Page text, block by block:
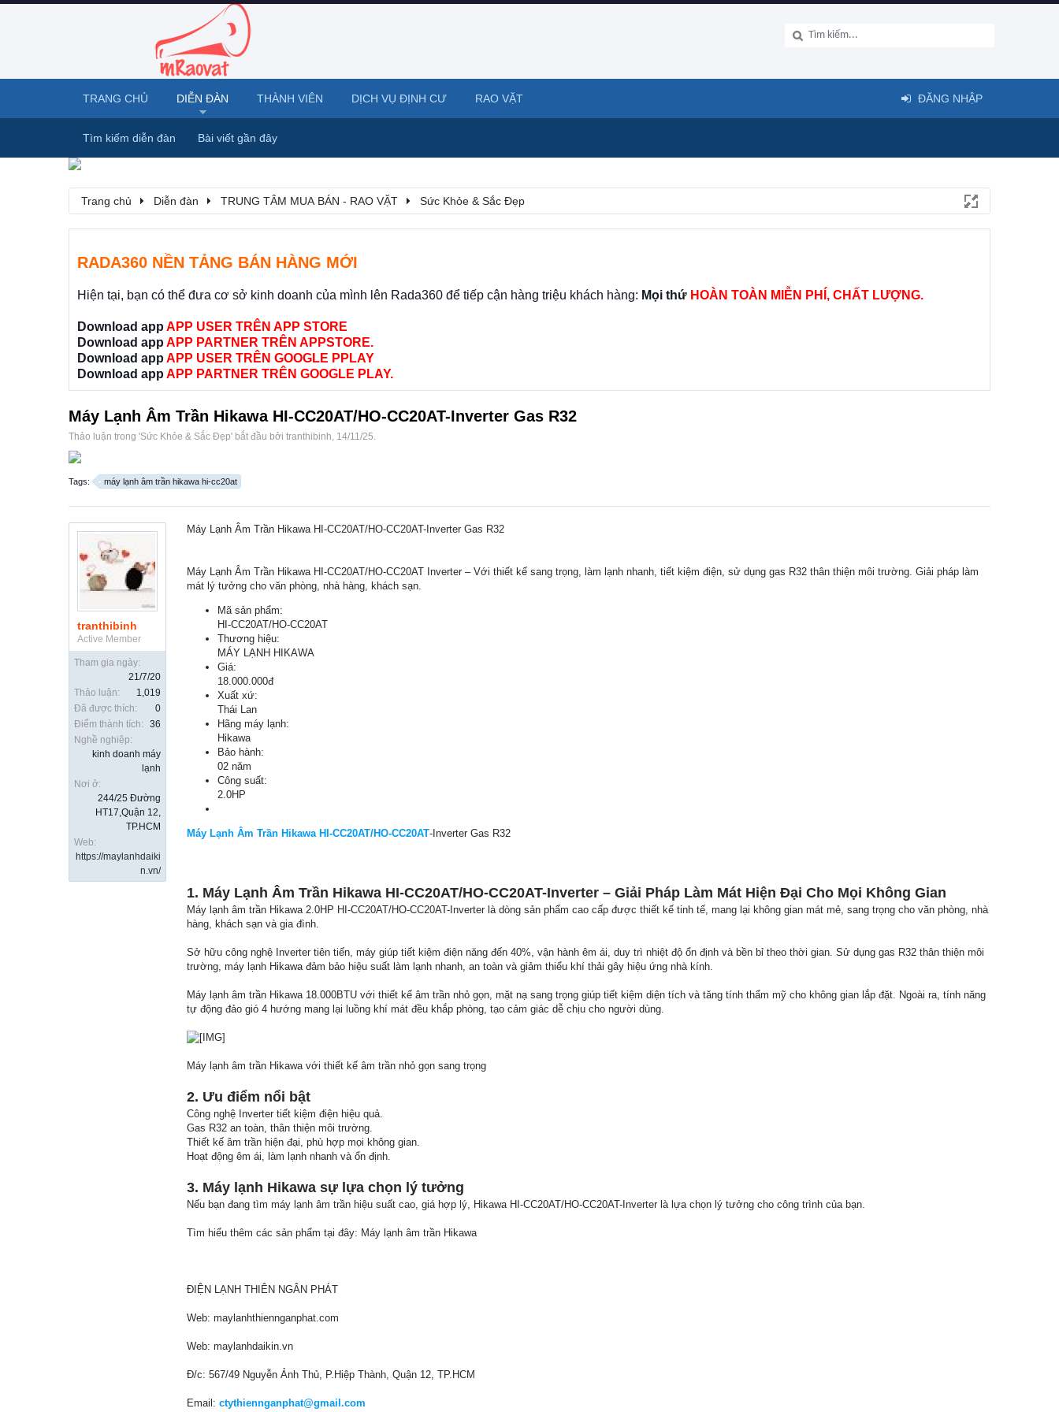
Trang chủ Diễn đàn TRUNG TÂM MUA BÁN - RAO VẶT Sức Khỏe & Sắc Đẹp
RADA360 NỀN TẢNG BÁN HÀNG MỚI
Hiện tại, bạn có thể đưa cơ sở kinh doanh của mình lên Rada360 để tiếp cận hàng triệu khách hàng: Mọi thứ HOÀN TOÀN MIỄN PHÍ, CHẤT LƯỢNG.
Download app APP USER TRÊN APP STORE
Download app APP PARTNER TRÊN APPSTORE.
Download app APP USER TRÊN GOOGLE PPLAY
Download app APP PARTNER TRÊN GOOGLE PLAY.
Máy Lạnh Âm Trần Hikawa HI-CC20AT/HO-CC20AT-Inverter Gas R32
Thảo luận trong 'Sức Khỏe & Sắc Đẹp' bắt đầu bởi tranthibinh, 14/11/25.
Tags: máy lạnh âm trần hikawa hi-cc20at
tranthibinh
Active Member
Tham gia ngày:
21/7/20
Thảo luận:
1,019
Đã được thích:
0
Điểm thành tích:
36
Nghề nghiệp:
kinh doanh máy
lạnh
Nơi ở:
244/25 Đường
HT17,Quận 12,
TP.HCM
Web:
https://maylanhdaiki
n.vn/
Máy Lạnh Âm Trần Hikawa HI-CC20AT/HO-CC20AT-Inverter Gas R32
Máy Lạnh Âm Trần Hikawa HI-CC20AT/HO-CC20AT Inverter – Với thiết kế sang trọng, làm lạnh nhanh, tiết kiệm điện, sử dụng gas R32 thân thiện môi trường. Giải pháp làm
mát lý tưởng cho văn phòng, nhà hàng, khách sạn.
Mã sản phẩm:
HI-CC20AT/HO-CC20AT
Thương hiệu:
MÁY LẠNH HIKAWA
Giá:
18.000.000đ
Xuất xứ:
Thái Lan
Hãng máy lạnh:
Hikawa
Bảo hành:
02 năm
Công suất:
2.0HP
Máy Lạnh Âm Trần Hikawa HI-CC20AT/HO-CC20AT-Inverter Gas R32
1. Máy Lạnh Âm Trần Hikawa HI-CC20AT/HO-CC20AT-Inverter – Giải Pháp Làm Mát Hiện Đại Cho Mọi Không Gian
Máy lạnh âm trần Hikawa 2.0HP HI-CC20AT/HO-CC20AT-Inverter là dòng sản phẩm cao cấp được thiết kế tinh tế, mang lại không gian mát mẻ, sang trọng cho văn phòng, nhà
hàng, khách sạn và gia đình.
Sở hữu công nghệ Inverter tiên tiến, máy giúp tiết kiệm điện năng đến 40%, vận hành êm ái, duy trì nhiệt độ ổn định và bền bỉ theo thời gian. Sử dụng gas R32 thân thiện môi
trường, máy lạnh Hikawa đảm bảo hiệu suất làm lạnh nhanh, an toàn và giảm thiểu khí thải gây hiệu ứng nhà kính.
Máy lạnh âm trần Hikawa 18.000BTU với thiết kế âm trần nhỏ gọn, mặt nạ sang trọng giúp tiết kiệm diện tích và tăng tính thẩm mỹ cho không gian lắp đặt. Ngoài ra, tính năng
tự động đảo gió 4 hướng mang lại luồng khí mát đều khắp phòng, tạo cảm giác dễ chịu cho người dùng.
Máy lạnh âm trần Hikawa với thiết kế âm trần nhỏ gọn sang trọng
2. Ưu điểm nổi bật
Công nghệ Inverter tiết kiệm điện hiệu quả.
Gas R32 an toàn, thân thiện môi trường.
Thiết kế âm trần hiện đại, phù hợp mọi không gian.
Hoạt động êm ái, làm lạnh nhanh và ổn định.
3. Máy lạnh Hikawa sự lựa chọn lý tưởng
Nếu bạn đang tìm máy lạnh âm trần hiệu suất cao, giá hợp lý, Hikawa HI-CC20AT/HO-CC20AT-Inverter là lựa chọn lý tưởng cho công trình của bạn.
Tìm hiểu thêm các sản phẩm tại đây: Máy lạnh âm trần Hikawa
ĐIỆN LẠNH THIÊN NGÂN PHÁT
Web: maylanhthiennganphat.com
Web: maylanhdaikin.vn
Đ/c: 567/49 Nguyễn Ảnh Thủ, P.Hiệp Thành, Quận 12, TP.HCM
Email: ctythiennganphat@gmail.com
TRANG CHỦ DIỄN ĐÀN
Tìm kiếm diễn đàn Bài viết gần đây
THÀNH VIÊN DỊCH VỤ ĐỊNH CƯ RAO VẶT ĐĂNG NHẬP